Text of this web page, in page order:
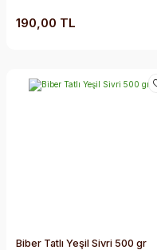
190,00 TL
Biber Tatlı Yeşil Sivri 500 gr